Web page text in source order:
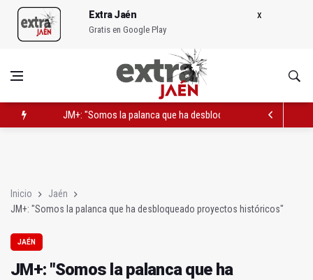
Extra Jaén
Gratis en Google Play
JM+: "Somos la palanca que ha desbloqueado proyectos
Inicio
Jaén
JM+: "Somos la palanca que ha desbloqueado proyectos históricos"
JAÉN
JM+: "Somos la palanca que ha